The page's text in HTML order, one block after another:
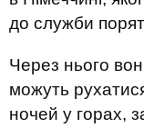
до служби
Через нього
можуть
ночей у горах,